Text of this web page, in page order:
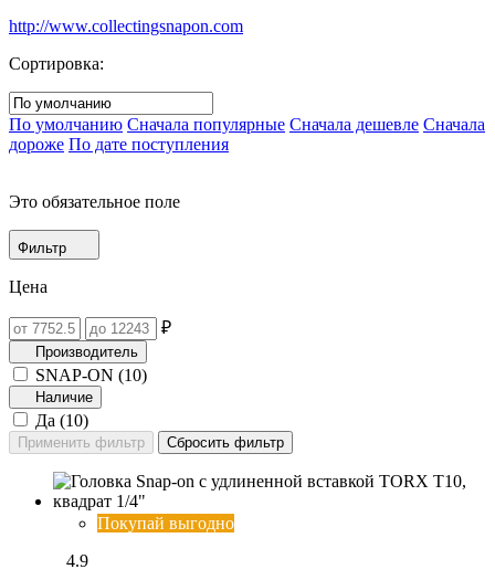
http://www.collectingsnapon.com
Сортировка:
По умолчанию Сначала популярные Сначала дешевле Сначала
дороже По дате поступления
Это обязательное поле
Фильтр
Цена
₽
Производитель
SNAP-ON (10)
Наличие
Да (10)
Покупай выгодно
4.9